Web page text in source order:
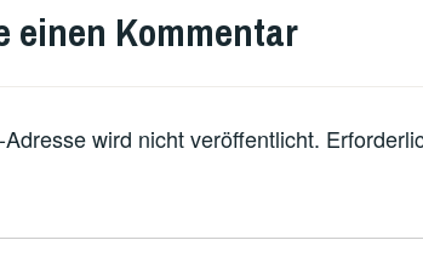
einen Kommentar
wird nicht veröffentlicht.